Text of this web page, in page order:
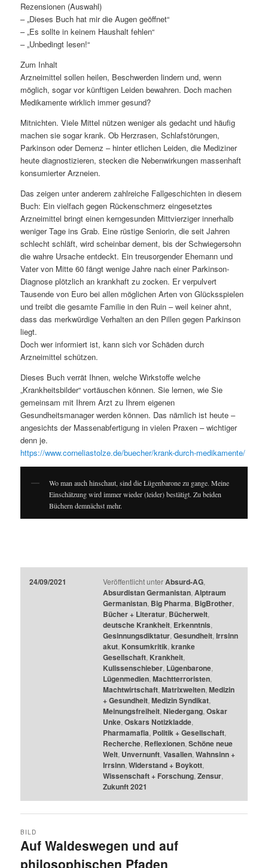
Rezensionen (Auswahl)
– „Dieses Buch hat mir die Augen geöffnet“
– „Es sollte in keinem Haushalt fehlen“
– „Unbedingt lesen!“
Zum Inhalt
Arzneimittel sollen heilen, Beschwerden lindern und, wenn
möglich, sogar vor künftigen Leiden bewahren. Doch machen
Medikamente wirklich immer gesund?
Mitnichten. Viele Mittel nützen weniger als gedacht und häufig
machen sie sogar krank. Ob Herzrasen, Schlafstörungen,
Parkinson oder Demenz – hinter etlichen Leiden, die Mediziner
heute diagnostizieren, stecken die Nebenwirkungen massenhaft
konsumierter Arzneien.
Das zeigen unter anderem zahlreiche Fallgeschichten in diesem
Buch: Ein vielfach gegen Rückenschmerz eingesetztes
Arzneimittel bringt einen kerngesunden Mittvierziger innerhalb
weniger Tage ins Grab. Eine rüstige Seniorin, die seit Jahren
schlecht schläft, wird scheinbar dement, bis der Schwiegersohn
die wahre Ursache entdeckt. Ein treusorgender Ehemann und
Vater von Mitte 60 fängt wenige Jahre nach einer Parkinson-
Diagnose plötzlich an krankhaft zu zocken. Er verpulvert
Tausende von Euro bei allen möglichen Arten von Glücksspielen
und treibt die gesamte Familie in den Ruin – weil keiner ahnt,
dass das merkwürdige Verhalten an den Pillen gegen Parkinson
liegt.
Doch wer informiert ist, kann sich vor Schäden durch
Arzneimittel schützen.
Dieses Buch verrät Ihnen, welche Wirkstoffe welche
„Krankheitsbilder“ vortäuschen können. Sie lernen, wie Sie
gemeinsam mit Ihrem Arzt zu Ihrem eigenen
Gesundheitsmanager werden können. Das nämlich ist heute –
angesichts der Massenabfertigung in vielen Praxen – wichtiger
denn je.
https://www.corneliastolze.de/buecher/krank-durch-medikamente/
Wo man auch hinschaut, sind die Lügenbarone zu gange. Meine
Einschätzung wird immer wieder (leider) bestätigt. Zu beiden
Büchern demnächst mehr.
24/09/2021 Veröffentlicht unter Absurd-AG,
Absurdistan Germanistan, Alptraum
Germanistan, Big Pharma, BigBrother,
Bücher + Literatur, Bücherwelt,
deutsche Krankheit, Erkenntnis,
Gesinnungsdiktatur, Gesundheit, Irrsinn
akut, Konsumkritik, kranke
Gesellschaft, Krankheit,
Kulissenschieber, Lügenbarone,
Lügenmedien, Machtterroristen,
Machtwirtschaft, Matrixwelten, Medizin
+ Gesundheit, Medizin Syndikat,
Meinungsfreiheit, Niedergang, Oskar
Unke, Oskars Notizkladde,
Pharmamafia, Politik + Gesellschaft,
Recherche, Reflexionen, Schöne neue
Welt, Unvernunft, Vasallen, Wahnsinn +
Irrsinn, Widerstand + Boykott,
Wissenschaft + Forschung, Zensur,
Zukunft 2021
Auf Waldeswegen und auf
philosophischen Pfaden
BILD